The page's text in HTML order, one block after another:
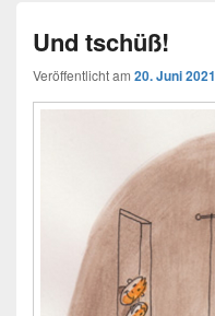
Und tschüß!
Veröffentlicht am 20. Juni 2021